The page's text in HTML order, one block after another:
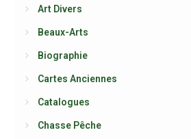
Art Divers
Beaux-Arts
Biographie
Cartes Anciennes
Catalogues
Chasse Pêche